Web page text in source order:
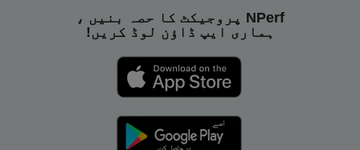
NPerf پروجیکٹ کا حصہ بنیں ،
ہماری ایپ ڈاؤن لوڈ کریں!